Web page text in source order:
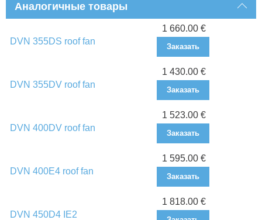
Аналогичные товары
DVN 355DS roof fan
1 660.00 €
Заказать
DVN 355DV roof fan
1 430.00 €
Заказать
DVN 400DV roof fan
1 523.00 €
Заказать
DVN 400E4 roof fan
1 595.00 €
Заказать
DVN 450D4 IE2
1 818.00 €